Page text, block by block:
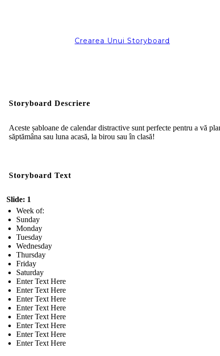
Crearea Unui Storyboard
Storyboard Descriere
Aceste șabloane de calendar distractive sunt perfecte pentru a vă
săptămâna sau luna acasă, la birou sau în clasă!
Storyboard Text
Slide: 1
Week of:
Sunday
Monday
Tuesday
Wednesday
Thursday
Friday
Saturday
Enter Text Here
Enter Text Here
Enter Text Here
Enter Text Here
Enter Text Here
Enter Text Here
Enter Text Here
Enter Text Here